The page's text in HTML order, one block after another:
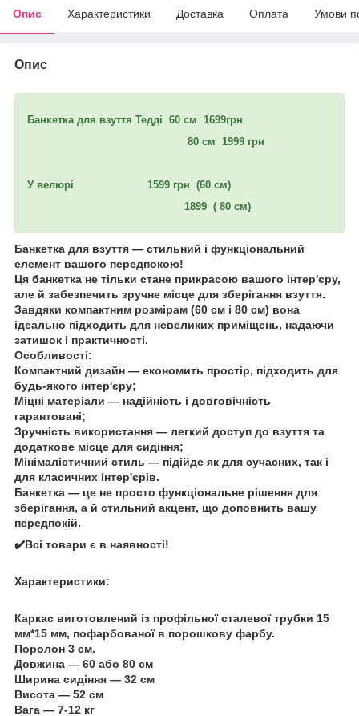
Опис Характеристики Доставка Оплата Умови
Опис
Банкетка для взуття Тедді 60 см 1699грн
80 см 1999 грн
У велюрі 1599 грн (60 см)
1899 ( 80 см)
Банкетка для взуття — стильний і функціональний
елемент вашого передпокою!
Ця банкетка не тільки стане прикрасою вашого інтер'єру,
але й забезпечить зручне місце для зберігання взуття.
Завдяки компактним розмірам (60 см і 80 см) вона
ідеально підходить для невеликих приміщень, надаючи
затишок і практичності.
Особливості:
Компактний дизайн — економить простір, підходить для
будь-якого інтер'єру;
Міцні матеріали — надійність і довговічність
гарантовані;
Зручність використання — легкий доступ до взуття та
додаткове місце для сидіння;
Мінімалістичний стиль — підійде як для сучасних, так і
для класичних інтер'єрів.
Банкетка — це не просто функціональне рішення для
зберігання, а й стильний акцент, що доповнить вашу
передпокій.
✔️Всі товари є в наявності!
Характеристики:
Каркас виготовлений із профільної сталевої трубки 15
мм*15 мм, пофарбованої в порошкову фарбу.
Поролон 3 см.
Довжина — 60 або 80 см
Ширина сидіння — 32 см
Висота — 52 см
Вага — 7-12 кг